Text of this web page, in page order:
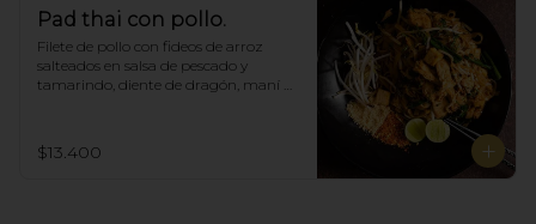
Pad thai con pollo.
Filete de pollo con fideos de arroz
salteados en salsa de pescado y
tamarindo, diente de dragón, maní
$13.400